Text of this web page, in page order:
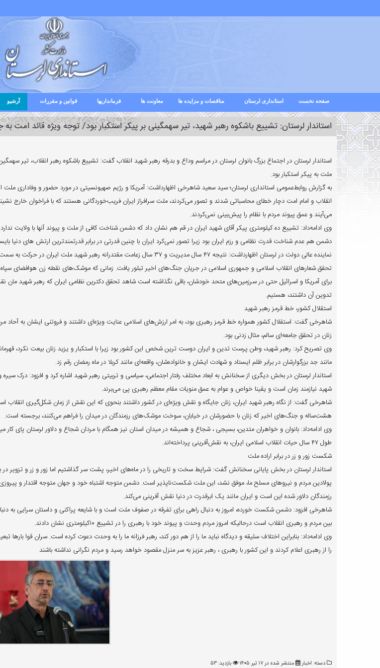
صفحه نخست استانداری لرستان مناقصات و مزایده ها معاونت ها فرمانداریها قوانین و مقررات آرشیو
استاندار لرستان: تشییع باشکوه رهبر شهید، تیر سهمگینی بر پیکر استکبار بود/ توجه ویژه قائد امت به
استاندار لرستان در اجتماع بزرگ بانوان لرستان در مراسم وداع و بدرقه رهبر شهید انقلاب گفت: تشییع باشکوه رهبر انقلاب، تیر
ملت به پیکر استکبار بود.
به گزارش روابط‌عمومی استانداری لرستان؛ سید سعید شاهرخی اظهارداشت: آمریکا و رژیم صهیونسیتی در مورد حضور و وفاداری ملت
انقلاب و امام امت دچار خطای محاسباتی شدند و تصور می‌کردند، ملت سرافراز ایران فریب‌خوردگانی هستند که با فراخوان خارج
می‌آیند و عمق پیوند مردم با نظام را پیش‌بینی نمی‌کردند.
وی ادامه‌داد: تشییع ده کیلومتری پیکر آقای شهید ایران در قم هم نشان داد که دشمن شناخت کافی از ملت و پیوند آنها با ولایت ندارد
دشمن هم عدم شناخت قدرت نظامی و رزم ایران بود زیرا تصور نمی‌کرد ایران با چنین قدرتی در برابر قدرتمندترین ارتش های دنیا
نماینده عالی دولت در لرستان اظهارداشت: نتیجه ۴۷ سال مدیریت و ۳۷ سال زعامت مقتدرانه رهبر شهید ملت ایران
تحقق شعارهای انقلاب اسلامی و جمهوری اسلامی در جریان جنگ‌های اخیر تبلور یافت. زمانی که موشک‌های نقطه زن هوافضای
برای آمریکا و اسرائیل حتی در سرزمین‌های متحد خودشان، باقی نگذاشته است شاهد تحقق دکترین نظامی ایران که رهبر شهید مان
تدوین آن داشتند، هستیم.
استقلال کشور، خط قرمز رهبر شهید
شاهرخی گفت: استقلال کشور همواره خط قرمز رهبری بود، به امر ارزش‌های اسلامی عنایت ویژه‌ای داشتند و فروتنی ایشان به آحاد
زنان در تحقق جامعه‌ای سالم، مثال زدنی بود.
وی تصریح کرد: رهبر شهید، وطن پرست تدین و ایران دوست ترین شخص این کشور بود زیرا با استکبار و یزید زنان بیعت نکرد،
مانند جد بزرگوارشان در برابر ظلم ایستاد و شهادت ایشان و خانواده‌شان، واقعه‌ای مانند کربلا در ماه رمضان رقم زد.
استاندار لرستان در بخش دیگری از سخنانش به ابعاد مختلف رفتار اجتماعی، سیاسی و تربیتی رهبر شهید اشاره کرد و افزود: درک سیره
شهید نیازمند زمان است و یقینا خواص و عوام به عمق منویات مقام معظم رهبری پی می‌برند.
شاهرخی گفت: از نگاه رهبر شهید ایران، زنان جایگاه و نقش ویژه‌ای در کشور داشتند بنحوی که این نقش از زمان شکل‌گیری انقلاب
هشت‌ساله و جنگ‌های اخیر که زنان با حضورشان در خیابان، سوخت موشک‌های رزمندگان در میدان را فراهم می‌کنند، برجسته است.
وی ادامه‌داد: بانوان و خواهران متدین، بسیجی ، شجاع و همیشه در میدان استان نیز همگام با مردان شجاع و دلاور لرستان پای کار
طول ۴۷ سال حیات انقلاب اسلامی ایران، به نقش‌آفرینی پرداخته‌اند.
شکست زور و زر در برابر اراده ملت
استاندار لرستان در بخش پایانی سخنانش گفت: شرایط سخت و تاریخی را در ماه‌های اخیر، پشت سر گذاشتیم اما زور و زر و تزویر در
پولادین مردم و نیروهای مسلح ما، موفق نشد، این ملت شکست‌ناپذیر است. دشمن متوجه اشتباه خود و جهان متوجه اقتدار و
رزمندگان دلاور شده این است و ایران مانند یک ابرقدرت در دنیا نقش آفرینی می‌کند.
شاهرخی افزود: دشمن شکست خورده، امروز به دنبال راهی برای تفرقه در صفوف ملت است و با شایعه پراکنی و داستان سرایی به
بین مردم و رهبری انقلاب است درحالیکه امروز مردم وحدت و پیوند خود با رهبری را در تشییع ۱۰کیلومتری نشان دادند.
وی ادامه‌داد: بنابراین اختلاف سلیقه و دیدگاه نباید ما را از هم دور کند، رهبر فرزانه ما را به وحدت دعوت کرده است. سران قوا
را از رهبری اعلام کردند و این کشور با رهبری ، رهبر عزیز به سر منزل مقصود خواهد رسید و مردم نگرانی نداشته باشند
دسته: اخبار منتشر شده در ۱۷ تیر ۱۴۰۵ بازدید: ۵۳